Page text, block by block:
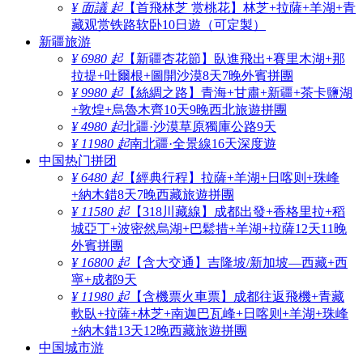
¥ 面議 起【首飛林芝 赏桃花】林芝+拉薩+羊湖+青
藏观赏铁路软卧10日遊（可定製）
新疆旅游
¥ 6980 起【新疆杏花節】臥進飛出+賽里木湖+那
拉提+吐爾根+圖開沙漠8天7晚外賓拼團
¥ 9980 起【絲綢之路】青海+甘肅+新疆+茶卡鹽湖
+敦煌+烏魯木齊10天9晚西北旅遊拼團
¥ 4980 起北疆·沙漠草原獨庫公路9天
¥ 11980 起南北疆·全景線16天深度遊
中国热门拼团
¥ 6480 起【經典行程】拉薩+羊湖+日喀则+珠峰
+納木錯8天7晚西藏旅遊拼團
¥ 11580 起【318川藏線】成都出發+香格里拉+稻
城亞丁+波密然烏湖+巴鬆措+羊湖+拉薩12天11晚
外賓拼團
¥ 16800 起【含大交通】吉隆坡/新加坡—西藏+西
寧+成都9天
¥ 11980 起【含機票火車票】成都往返飛機+青藏
軟臥+拉薩+林芝+南迦巴瓦峰+日喀则+羊湖+珠峰
+納木錯13天12晚西藏旅遊拼團
中国城市游